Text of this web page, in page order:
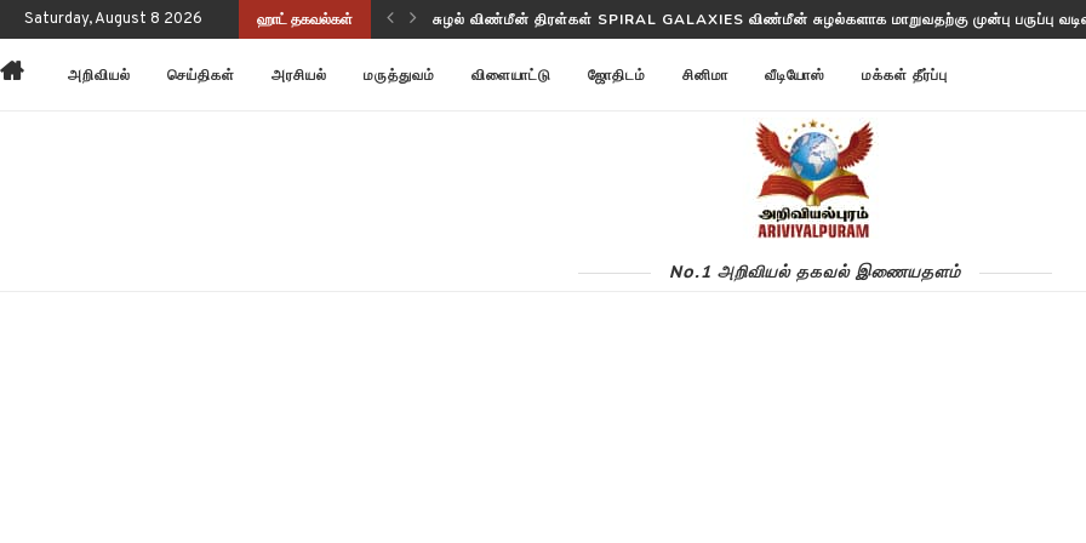
Saturday, August 8 2026 ஹாட் தகவல்கள்
அன்னோம் கிட்டத்தட்ட ANNOM LISTS PROTEINS 2 மில்லியன் புரதங்களை பட்டியலிடுகிறது!
அறிவியல் செய்திகள் அரசியல் மருத்துவம் விளையாட்டு ஜோதிடம் சினிமா வீடியோஸ் மக்கள் தீர்ப்பு
No.1 அறிவியல் தகவல் இணையதளம்